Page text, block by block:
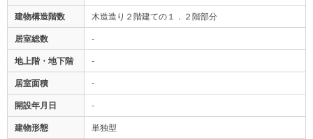
建物構造階数 木造造り２階建ての１．２階部分
居室総数 -
地上階・地下階 -
居室面積 -
開設年月日 -
建物形態 単独型